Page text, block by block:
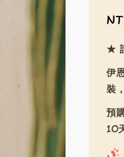
★
伊
裝
預
10